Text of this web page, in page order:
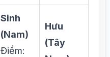
Sinh
(Nam)
Điểm:
Hưu
(Tây